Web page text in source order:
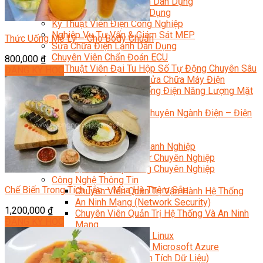
Kỹ Thuật Viên Điện Dân Dụng
Kỹ Thuật Viên Điện Công Nghiệp
Nghiệp Vụ Tư Vấn & Giám Sát MEP
Sửa Chữa Điện Lạnh Dân Dụng
Chuyên Viên Chẩn Đoán ECU
Kỹ Thuật Viên Đại Tu Hộp Số Tự Động Chuyên Sâu
Kỹ Thuật Quấn Dây Và Sửa Chữa Máy Điện
Thiết Kế Lắp Đặt Hệ Thống Điện Năng Lượng Mặt
Trời
Kỹ Thuật Viên Điện Tử Chuyên Ngành Điện – Điện
Lạnh Dân Dụng
Ngành Khác
Quản Trị & Phát Triển Doanh Nghiệp
Giám Đốc Nhân Sự Chuyên Nghiệp
Quản Lý Cấp Trung Chuyên Nghiệp
Công Nghệ Thông Tin
Chuyên Viên Quản Trị Vận Hành Hệ Thống
An Ninh Mạng (Network Security)
Chuyên Viên Quản Trị Hệ Thống Và An Ninh
Mạng
Quản Trị Hệ Thống Linux
Quản Trị Vận Hành Microsoft Azure
Data Analyst (Phân Tích Dữ Liệu)
Thức Uống Mê Ly – Cho Body Chuẩn
800,000 ₫
Chế Biến Trong Tích Tắc – Mùa Hè Thêm Sắc
1,200,000 ₫